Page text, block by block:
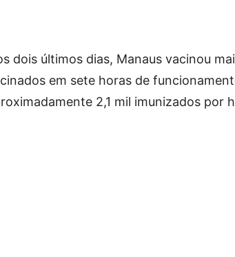
dois últimos dias, Manaus vacinou
em sete horas de
2,1 mil imunizados por